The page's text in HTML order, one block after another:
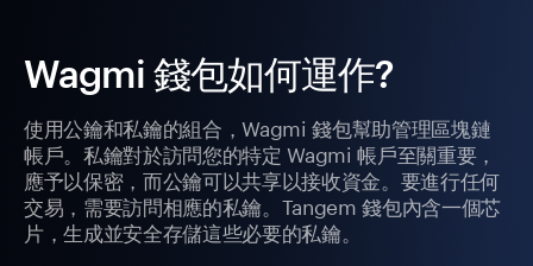
Wagmi 錢包如何運作?
使用公鑰和私鑰的組合，Wagmi 錢包幫助管理區塊鏈
帳戶。私鑰對於訪問您的特定 Wagmi 帳戶至關重要，
應予以保密，而公鑰可以共享以接收資金。要進行任何
交易，需要訪問相應的私鑰。Tangem 錢包內含一個芯
片，生成並安全存儲這些必要的私鑰。